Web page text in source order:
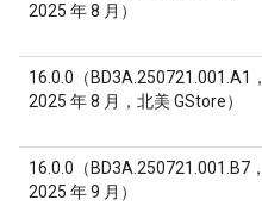
2025 年 8 月）
16.0.0（BD3A.250721.001.A1，
2025 年 8 月，北美 GStore）
16.0.0（BD3A.250721.001.B7，
2025 年 9 月）